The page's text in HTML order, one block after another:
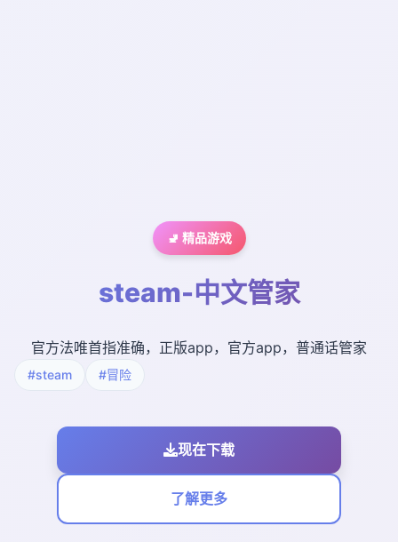
🚽 精品游戏
steam-中文管家
官方法唯首指准确，正版app，官方app，普通话管家
#steam #冒险
现在下载
了解更多